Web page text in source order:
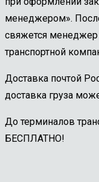
менеджером».
свяжется менеджер
транспортной
Доставка почтой
доставка груза
До терминалов
БЕСПЛАТНО!